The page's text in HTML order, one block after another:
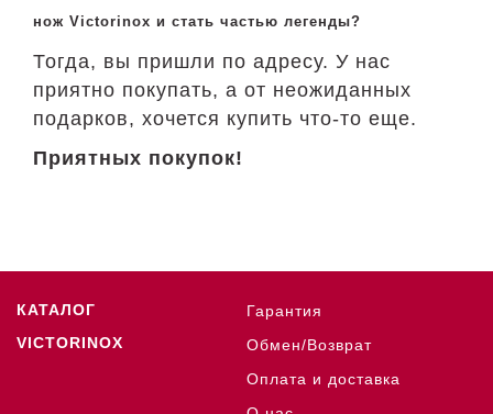
нож Victorinox и стать частью легенды?
Тогда, вы пришли по адресу. У нас
приятно покупать, а от неожиданных
подарков, хочется купить что-то еще.
Приятных покупок!
КАТАЛОГ
VICTORINOX
Гарантия
Обмен/Возврат
Оплата и доставка